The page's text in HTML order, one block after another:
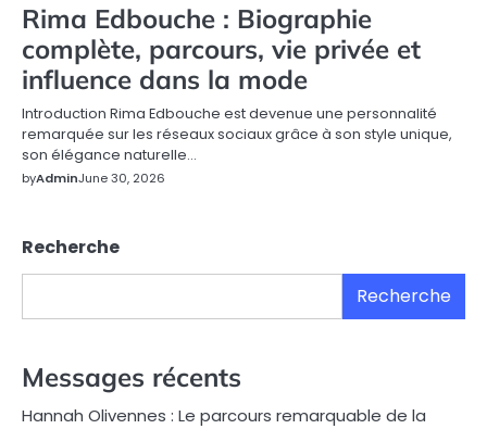
Rima Edbouche : Biographie
complète, parcours, vie privée et
influence dans la mode
Introduction Rima Edbouche est devenue une personnalité
remarquée sur les réseaux sociaux grâce à son style unique,
son élégance naturelle…
byAdminJune 30, 2026
Recherche
Recherche
Messages récents
Hannah Olivennes : Le parcours remarquable de la